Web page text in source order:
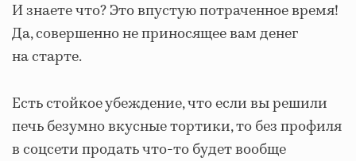
И знаете что? Это впустую потраченное время!
Да, совершенно не приносящее вам денег
на старте.
Есть стойкое убеждение, что если вы решили
печь безумно вкусные тортики, то без профиля
в соцсети продать что-то будет вообще